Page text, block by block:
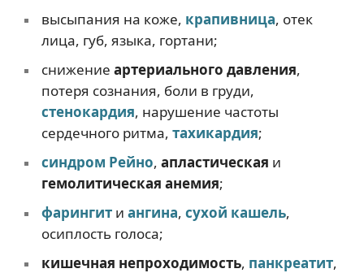
высыпания на коже, крапивница, отек
лица, губ, языка, гортани;
снижение артериального давления,
потеря сознания, боли в груди,
стенокардия, нарушение частоты
сердечного ритма, тахикардия;
синдром Рейно, апластическая и
гемолитическая анемия;
фарингити ангина, сухой кашель,
осиплость голоса;
кишечная непроходимость, панкреатит,